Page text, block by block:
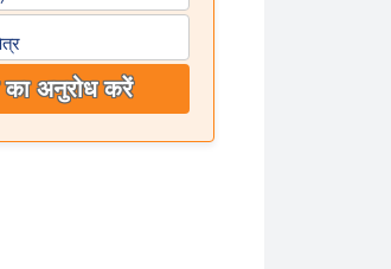
का अनुरोध करें